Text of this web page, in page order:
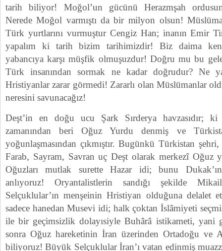
tarih biliyor! Moğol’un gücünü Herazmşah
Nerede Moğol varmıştı da bir milyon olsun!
Türk yurtlarını vurmuştur Cengiz Han; inanın Emir
yapalım ki tarih bizim tarihimizdir! Biz daima
yabancıya karşı müşfik olmuşuzdur! Doğru mu bu
Türk insanından sormak ne kadar doğrudur? Ne
Hristiyanlar zarar görmedi! Zararlı olan Müslümanlar
neresini savunacağız!
Deşt’in en doğu ucu Şark Sırderya havzasıdır;
zamanından beri Oğuz Yurdu denmiş ve
yoğunlaşmasından çıkmıştır. Bugünkü Türkistan
Farab, Sayram, Savran uç Deşt olarak merkezî Oğuz
Oğuzları mutlak surette Hazar idi; bunu Dukak’ın
anlıyoruz! Oryantalistlerin sandığı şekilde
Selçuklular’ın menşeinin Hristiyan olduğuna delalet
sadece hanedan Musevi idi; halk çoktan İslâmiyeti
ile bir geçimsizlik dolayısiyle Buhârâ istikameti, yani
sonra Oğuz hareketinin İran üzerinden Ortadoğu ve
biliyoruz! Büyük Selçuklular İran’ı vatan edinmiş